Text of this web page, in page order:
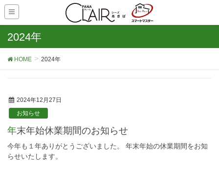
2024年
HOME 2024年
2024年12月27日
お知らせ
年末年始休業期間のお知らせ
今年も１年ありがとうございました。 年末年始の休業期間をお知
らせいたします。